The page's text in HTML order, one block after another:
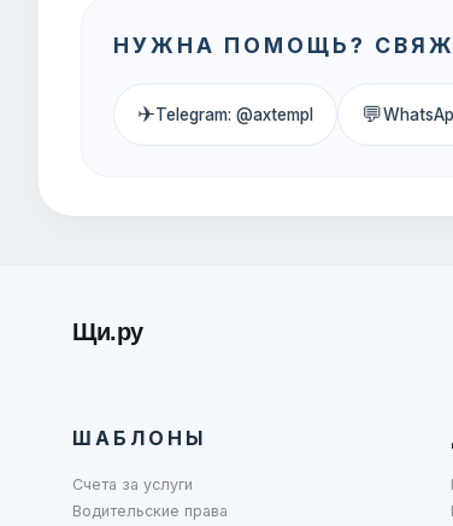
НУЖНА ПОМОЩЬ?
✈Telegram: @axtempl 💬
Щи.ру
ШАБЛОНЫ
Счета за услуги
Водительские права